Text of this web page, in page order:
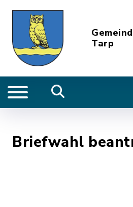
Tarp
Briefwahl